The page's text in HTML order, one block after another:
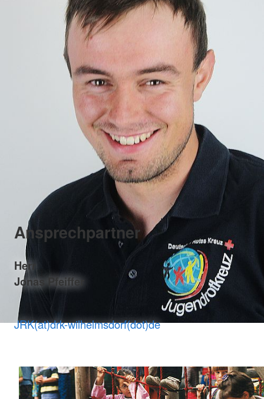
Ansprechpartner
Herr
Jonas Pfeiffer
JRK(at)drk-wilhelmsdorf(dot)de